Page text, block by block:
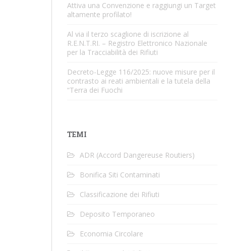
Attiva una Convenzione e raggiungi un Target
altamente profilato!
Al via il terzo scaglione di iscrizione al
R.E.N.T.RI. – Registro Elettronico Nazionale
per la Tracciabilità dei Rifiuti
Decreto-Legge 116/2025: nuove misure per il
contrasto ai reati ambientali e la tutela della
“Terra dei Fuochi
TEMI
ADR (Accord Dangereuse Routiers)
Bonifica Siti Contaminati
Classificazione dei Rifiuti
Deposito Temporaneo
Economia Circolare